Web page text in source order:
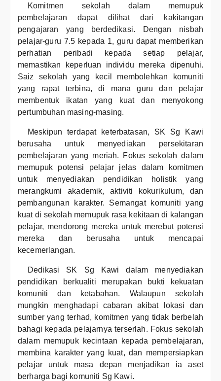
Komitmen sekolah dalam memupuk
pembelajaran dapat dilihat dari kakitangan
pengajaran yang berdedikasi. Dengan nisbah
pelajar-guru 7.5 kepada 1, guru dapat memberikan
perhatian peribadi kepada setiap pelajar,
memastikan keperluan individu mereka dipenuhi.
Saiz sekolah yang kecil membolehkan komuniti
yang rapat terbina, di mana guru dan pelajar
membentuk ikatan yang kuat dan menyokong
pertumbuhan masing-masing.
Meskipun terdapat keterbatasan, SK Sg Kawi
berusaha untuk menyediakan persekitaran
pembelajaran yang meriah. Fokus sekolah dalam
memupuk potensi pelajar jelas dalam komitmen
untuk menyediakan pendidikan holistik yang
merangkumi akademik, aktiviti kokurikulum, dan
pembangunan karakter. Semangat komuniti yang
kuat di sekolah memupuk rasa kekitaan di kalangan
pelajar, mendorong mereka untuk merebut potensi
mereka dan berusaha untuk mencapai
kecemerlangan.
Dedikasi SK Sg Kawi dalam menyediakan
pendidikan berkualiti merupakan bukti kekuatan
komuniti dan ketabahan. Walaupun sekolah
mungkin menghadapi cabaran akibat lokasi dan
sumber yang terhad, komitmen yang tidak berbelah
bahagi kepada pelajarnya terserlah. Fokus sekolah
dalam memupuk kecintaan kepada pembelajaran,
membina karakter yang kuat, dan mempersiapkan
pelajar untuk masa depan menjadikan ia aset
berharga bagi komuniti Sg Kawi.